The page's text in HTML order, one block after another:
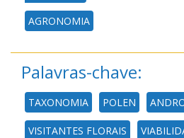
AGRONOMIA
Palavras-chave:
TAXONOMIA POLEN
VISITANTES FLORAIS